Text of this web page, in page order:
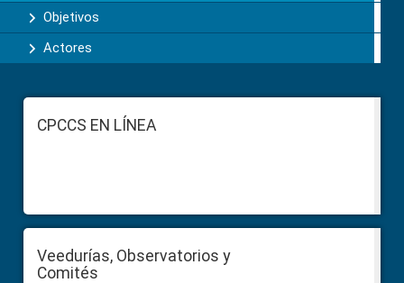
Objetivos
Actores
FooterCPCCS EN LÍNEA
Veedurías, Observatorios y
Comités